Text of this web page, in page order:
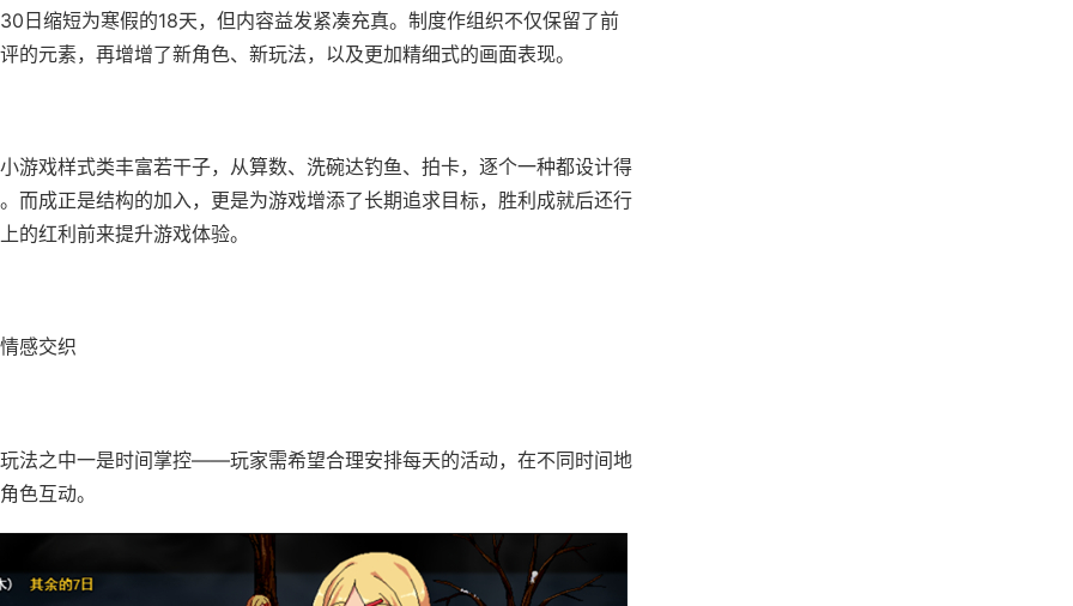
日缩短为寒假的18天，但内容益发紧凑充真。制度作组织不仅保留了前
的元素，再增增了​​新角色、新玩法​​，以及更加精细式的画面表现。
游戏样式类丰富若干子，从算数、洗碗达钓鱼、拍卡，逐个一种都设计得
而​​成正是结构的加入​​，更是为游戏增添了长期追求目标，胜利成就后还行
的红利前来提升游戏体验。
感交织
法之中一是时间掌控——玩家需希望合理安排每天的活动，在不同时间地
色互动。